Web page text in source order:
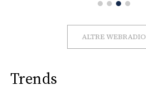
ALTRE WEBRADIO
Trends